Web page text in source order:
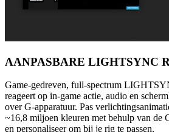
AANPASBARE LIGHTSYNC
Game-gedreven, full-spectrum
reageert op in-game actie, audio en
over G-apparatuur. Pas
~16,8 miljoen kleuren met behulp van de
en personaliseer om bij je rig te passen.